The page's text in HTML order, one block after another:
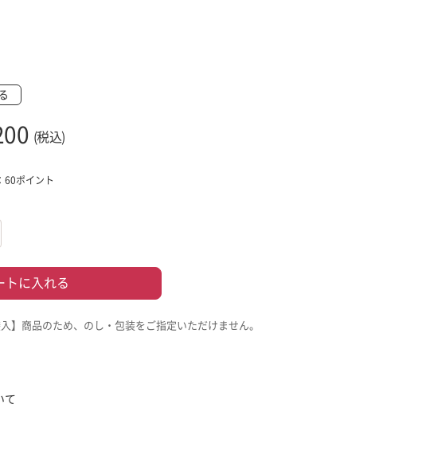
(税込)
60ポイント
トに入れる
】商品のため、のし・包装をご指定いただけません。
て